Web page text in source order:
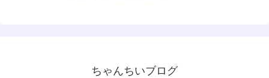
ちゃんちいブログ